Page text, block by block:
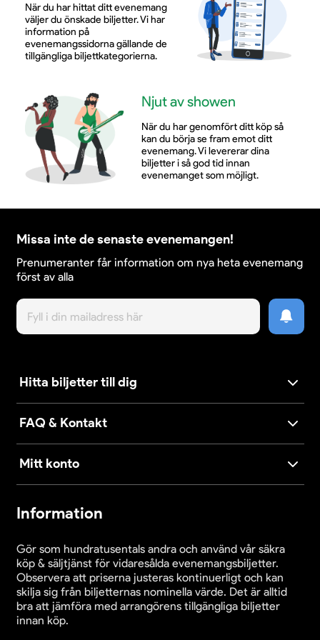
hyllning till Oldfields tidlösa verk – och en chans att
uppleva magin i dessa ikoniska kompositioner på
nytt.
När du har hittat ditt evenemang
väljer du önskade biljetter. Vi har
information på
evenemangssidorna gällande de
tillgängliga biljettkategorierna.
Njut av showen
När du har genomfört ditt köp så
kan du börja se fram emot ditt
evenemang. Vi levererar dina
biljetter i så god tid innan
evenemanget som möjligt.
Missa inte de senaste evenemangen!
Prenumeranter får information om nya heta evenemang
först av alla
Hitta biljetter till dig
FAQ & Kontakt
Mitt konto
Information
Gör som hundratusentals andra och använd vår säkra
köp & säljtjänst för vidaresålda evenemangsbiljetter.
Observera att priserna justeras kontinuerligt och kan
skilja sig från biljetternas nominella värde. Det är alltid
bra att jämföra med arrangörens tillgängliga biljetter
innan köp.